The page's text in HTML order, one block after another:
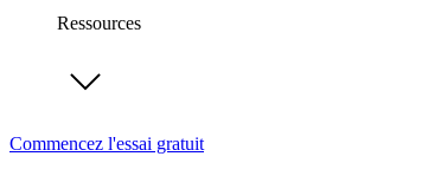
Ressources
Commencez l'essai gratuit